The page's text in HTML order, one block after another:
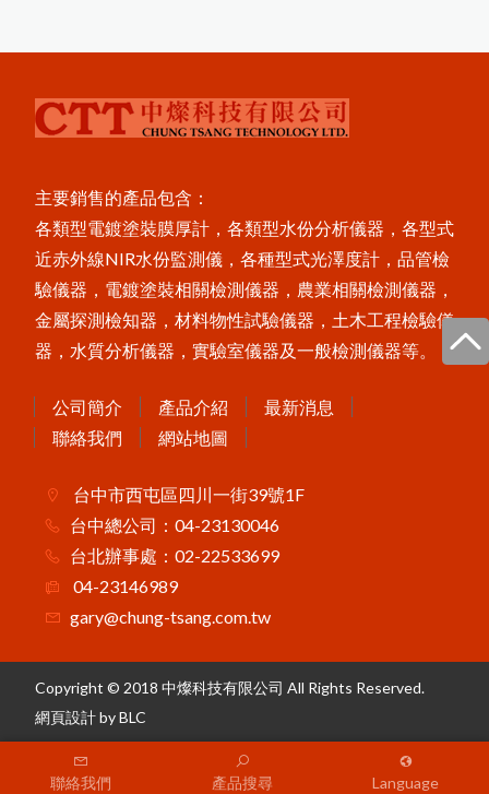
聯絡我們 產品搜尋 Language
P
o
s
iT
c
t
o
r
S
P
G
O
S
金
屬
圓
管
噴
粗
度
PosiTest HHD高壓針孔測試儀
P
o
s
i
T
e
c
t
o
r
6
0
0
0
F
X
S
X
t
r
e
m
e
耐
高
溫
專
用
膜
厚
計
測
頭
磁
吸
環
式
B
r
e
s
l
e
T
e
s
t
金
屬
表
面
含
鹽
量
測
定
儀
X3001數字式附著強度測試儀
P
o
si
T
e
s
t
P
C
非
接
觸
式
粉
體
厚
度
測定儀
美
國
P
o
s
i
T
e
c
t
o
r
6
0
0
0
膜
厚
計
台
灣
區
主
要
代
理
商
-
-
中
燦
科
技
P
o
s
i
T
e
c
t
o
r
B
H
I
電
子
式
巴
可
硬
度
MT-200木屑水分計
P
o
s
i
T
e
c
t
o
r
C
M
M
I
S
混
凝
土
定
點
濕
度
監
測
器
FD-660紅外線水分計
Novo-Curve小物光澤度計
LZ-990雙功能膜厚計
主要銷售的產品包含：
各類型電鍍塗裝膜厚計，各類型水份分析儀器，各型式
近赤外線NIR水份監測儀，各種型式光澤度計，品管檢
驗儀器，電鍍塗裝相關檢測儀器，農業相關檢測儀器，
金屬探測檢知器，材料物性試驗儀器，土木工程檢驗儀
器，水質分析儀器，實驗室儀器及一般檢測儀器等。
公司簡介 產品介紹
最新消息
聯絡我們
網站地圖
台中市西屯區四川一街39號1F
台中總公司：04-23130046
台北辦事處：02-22533699
04-23146989
gary@chung-tsang.com.tw
Copyright © 2018 中燦科技有限公司 All Rights Reserved.
網頁設計by BLC